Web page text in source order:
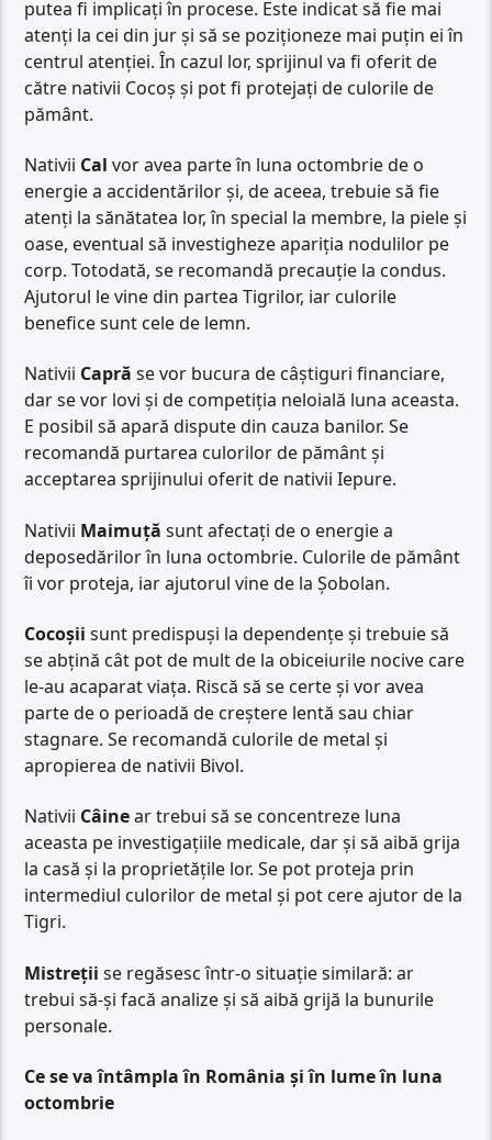
putea fi implicați în procese. Este indicat să fie mai
atenți la cei din jur și să se poziționeze mai puțin ei în
centrul atenției. În cazul lor, sprijinul va fi oferit de
către nativii Cocoș și pot fi protejați de culorile de
pământ.
Nativii Cal vor avea parte în luna octombrie de o
energie a accidentărilor și, de aceea, trebuie să fie
atenți la sănătatea lor, în special la membre, la piele și
oase, eventual să investigheze apariția nodulilor pe
corp. Totodată, se recomandă precauție la condus.
Ajutorul le vine din partea Tigrilor, iar culorile
benefice sunt cele de lemn.
Nativii Capră se vor bucura de câștiguri financiare,
dar se vor lovi și de competiția neloială luna aceasta.
E posibil să apară dispute din cauza banilor. Se
recomandă purtarea culorilor de pământ și
acceptarea sprijinului oferit de nativii Iepure.
Nativii Maimuță sunt afectați de o energie a
deposedărilor în luna octombrie. Culorile de pământ
îi vor proteja, iar ajutorul vine de la Șobolan.
Cocoșii sunt predispuși la dependențe și trebuie să
se abțină cât pot de mult de la obiceiurile nocive care
le-au acaparat viața. Riscă să se certe și vor avea
parte de o perioadă de creștere lentă sau chiar
stagnare. Se recomandă culorile de metal și
apropierea de nativii Bivol.
Nativii Câinear trebui să se concentreze luna
aceasta pe investigațiile medicale, dar și să aibă grija
la casă și la proprietățile lor. Se pot proteja prin
intermediul culorilor de metal și pot cere ajutor de la
Tigri.
Mistreții se regăsesc într-o situație similară: ar
trebui să-și facă analize și să aibă grijă la bunurile
personale.
Ce se va întâmpla în România și în lume în luna
octombrie